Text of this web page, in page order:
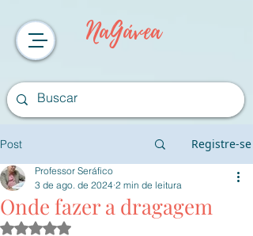
NaGávea
Post Registre-se
Onde fazer a dragagem
Professor Seráfico
3 de ago. de 2024 2 min de leitura
Avaliado com NaN de 5 estrelas.